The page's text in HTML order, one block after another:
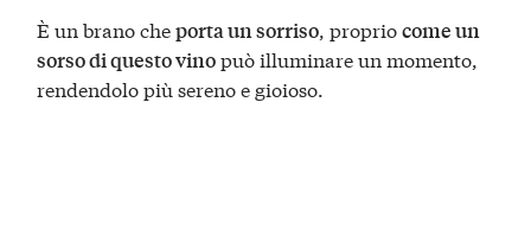
È un brano cheporta un sorriso, propriocome un
sorso di questo vinopuò illuminare un momento,
rendendolo più sereno e gioioso.